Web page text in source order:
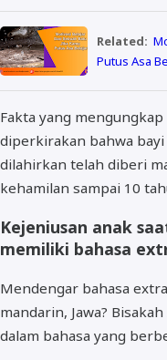
Related:
Putus Asa
Fakta yang
diperkirakan bahwa
dilahirkan telah diberi
kehamilan sampai 10
Kejeniusan anak
memiliki bahasa
Mendengar bahasa
mandarin, Jawa?
dalam bahasa yang